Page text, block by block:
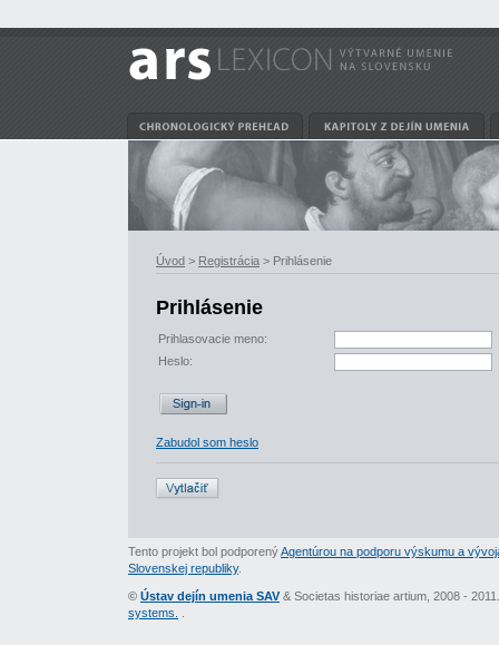
Úvod > Registrácia > Prihlásenie
Prihlásenie
Prihlasovacie meno:
Heslo:
Zabudol som heslo
Tento projekt bol podporenýAgentúrou na podporu výskumu a
Slovenskej republiky.
© Ústav dejín umenia SAV & Societas historiae artium, 2008 -
systems.